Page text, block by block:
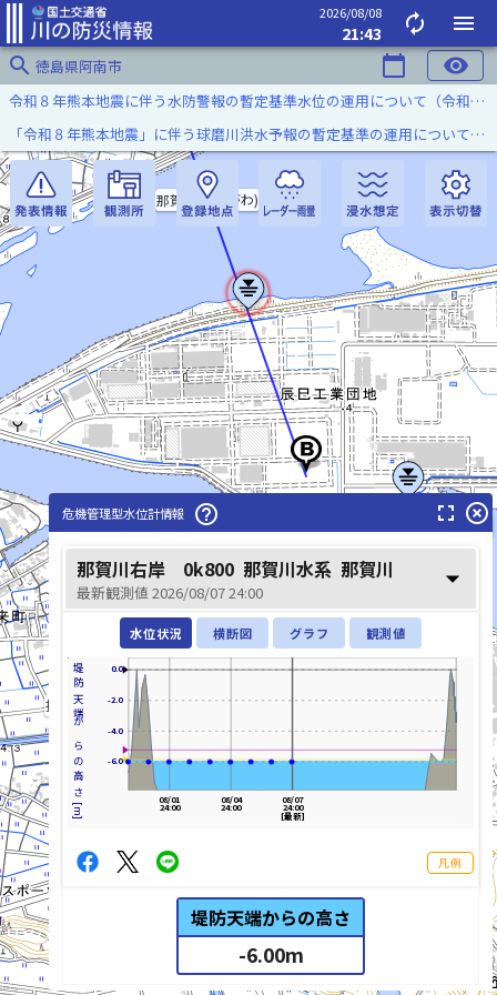
2026/08/08
21:43 autorenew
menu
search 徳島県阿南市 calendar_today visibility
那賀川(なかがわ)
派川那賀川(はせんなかがわ)
打樋川(うてびがわ)
令和８年熊本地震に伴う水防警報の暫定基準水位の運用について（令和８年８月７日）
「令和８年熊本地震」に伴う球磨川洪水予報の暫定基準の運用について（令和８年８月５日）
危機管理型水位計情報 help_outline fullscreen highlight_off
那賀川右岸 0k800 那賀川水系 那賀川
最新観測値 2026/08/07 24:00 arrow_drop_down
水位状況 横断図 グラフ 観測値
堤防天端からの高さ[m] -6.0
-4.0
-2.0
0.0
08/07
24:00
[最新]
08/04
24:00
08/01
24:00
凡例
堤防天端からの高さ
-6.00m